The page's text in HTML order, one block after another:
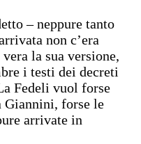
– neppure tanto
non c’era
la sua versione,
i testi dei decreti
Fedeli vuol forse
Giannini, forse le
arrivate in